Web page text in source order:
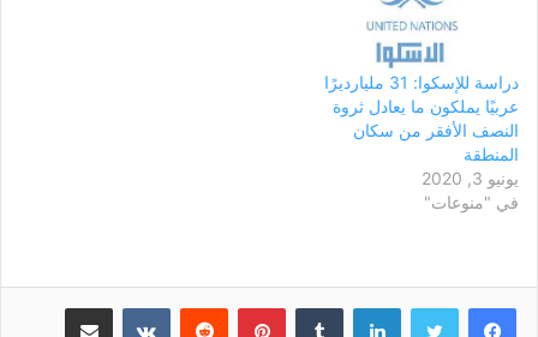
الإمدادات الغذائية العالمية. لكن
القضية ليست ببساطة…
دراسة للإسكوا: 31 مليارديرًا
عربيًا يملكون ما يعادل ثروة
النصف الأفقر من سكان
المنطقة
يونيو 3, 2020
في "منوعات"
لينكدإن بينتيريست مشاركة عبر البريد